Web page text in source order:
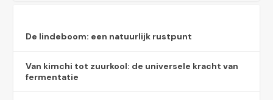
De lindeboom: een natuurlijk rustpunt
Van kimchi tot zuurkool: de universele kracht van
fermentatie